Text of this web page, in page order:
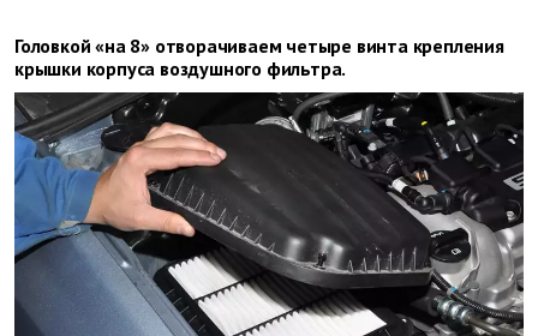
Головкой «на 8» отворачиваем четыре винта крепления
крышки корпуса воздушного фильтра.